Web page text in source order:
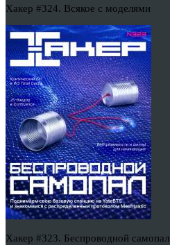
Хакер #324. Всякое с моделями
Хакер #323. Беспроводной самопал